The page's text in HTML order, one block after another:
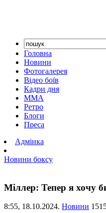
Головна
Новини
Фотогалерея
Відео боїв
Кадри дня
ММА
Ретро
Блоги
Преса
Адмінка
Новини боксу
Міллер: Тепер я хочу
8:55, 18.10.2024. Новини